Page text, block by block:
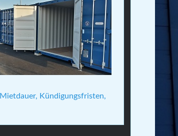
Mietdauer, Kündigungsfristen,